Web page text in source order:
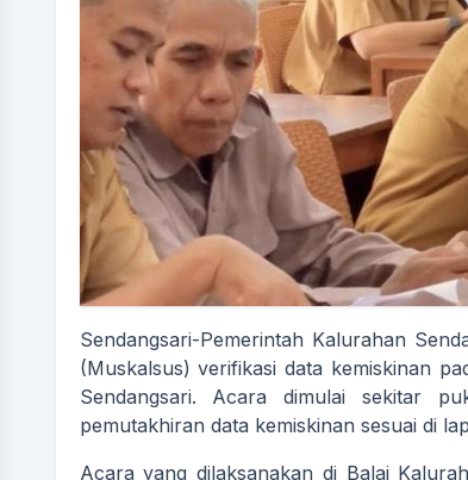
Sendangsari-Pemerintah Kalurahan
(Muskalsus) verifikasi data kemiskinan
Sendangsari. Acara dimulai sekitar
pemutakhiran data kemiskinan sesuai di
Acara yang dilaksanakan di Balai